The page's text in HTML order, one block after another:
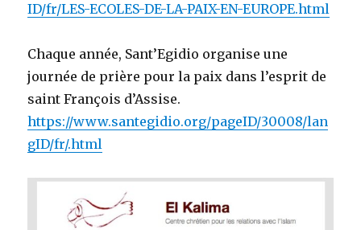
ID/fr/LES-ECOLES-DE-LA-PAIX-EN-EUROPE.html
Chaque année, Sant’Egidio organise une
journée de prière pour la paix dans l’esprit de
saint François d’Assise.
https://www.santegidio.org/pageID/30008/lan
gID/fr/.html